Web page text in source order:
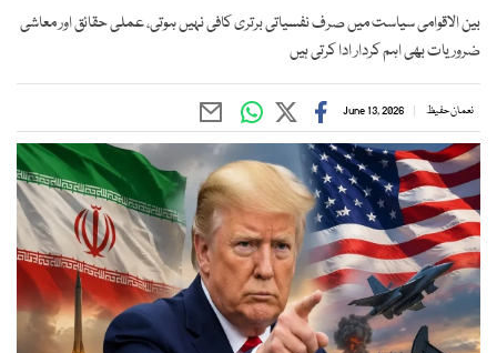
بین الاقوامی سیاست میں صرف نفسیاتی برتری کافی نہیں ہوتی، عملی حقائق اور معاشی
ضروریات بھی اہم کردار ادا کرتی ہیں
نعمان حفیظ June 13, 2026